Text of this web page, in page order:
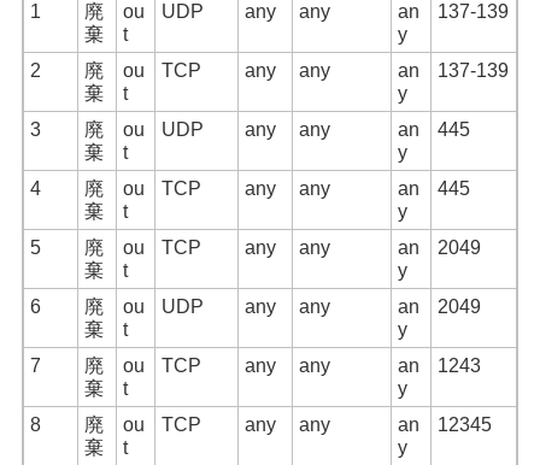
1
廃
棄
ou
t
UDP any any
an
y
137-139
2
廃
棄
ou
t
TCP any any
an
y
137-139
3
廃
棄
ou
t
UDP any any
an
y
445
4
廃
棄
ou
t
TCP any any
an
y
445
5
廃
棄
ou
t
TCP any any
an
y
2049
6
廃
棄
ou
t
UDP any any
an
y
2049
7
廃
棄
ou
t
TCP any any
an
y
1243
8
廃
棄
ou
t
TCP any any
an
y
12345